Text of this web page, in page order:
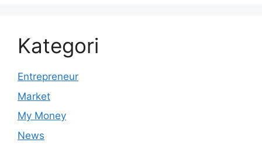
Kategori
Entrepreneur
Market
My Money
News